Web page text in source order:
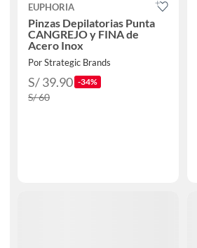
EUPHORIA
Pinzas Depilatorias Punta
CANGREJO y FINA de
Acero Inox
Por Strategic Brands
S/ 39.90 -34%
S/ 60